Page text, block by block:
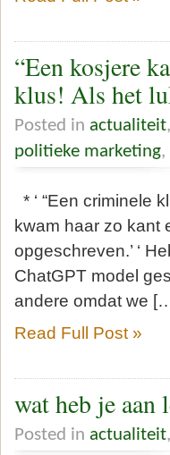
“Een kosjere
klus! Als het
Posted in actualiteit,
politieke marketing,
* ‘ “Een criminele
kwam haar zo kant
opgeschreven.’ ‘
ChatGPT model
andere omdat we
Read Full Post »
wat heb je
Posted in actualiteit,